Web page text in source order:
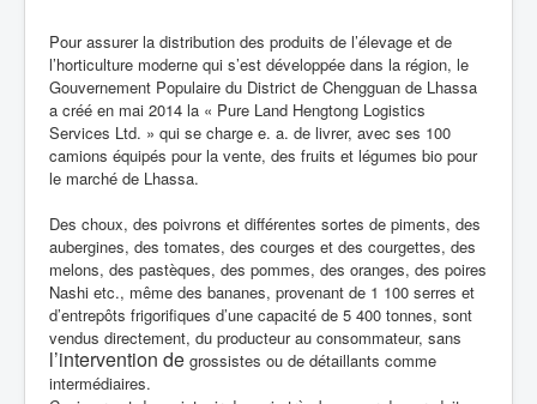
Pour assurer la distribution des produits de l’élevage et de
l’horticulture moderne qui s’est développée dans la région, le
Gouvernement Populaire du District de Chengguan de Lhassa
a créé en mai 2014 la « Pure Land Hengtong Logistics
Services Ltd. » qui se charge e. a. de livrer, avec ses 100
camions équipés pour la vente, des fruits et légumes bio pour
le marché de Lhassa.
Des choux, des poivrons et différentes sortes de piments, des
aubergines, des tomates, des courges et des courgettes, des
melons, des pastèques, des pommes, des oranges, des poires
Nashi etc., même des bananes, provenant de 1 100 serres et
d’entrepôts frigorifiques d’une capacité de 5 400 tonnes, sont
vendus directement, du producteur au consommateur, sans
l’intervention de grossistes ou de détaillants comme
intermédiaires.